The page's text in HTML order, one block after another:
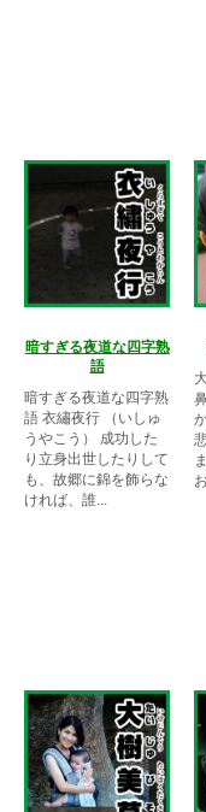
暗すぎる夜道な四字熟
語
暗すぎる夜道な四字熟
語 衣繡夜行 （いしゅ
うやこう） 成功した
り立身出世したりして
も、故郷に錦を飾らな
ければ、誰...